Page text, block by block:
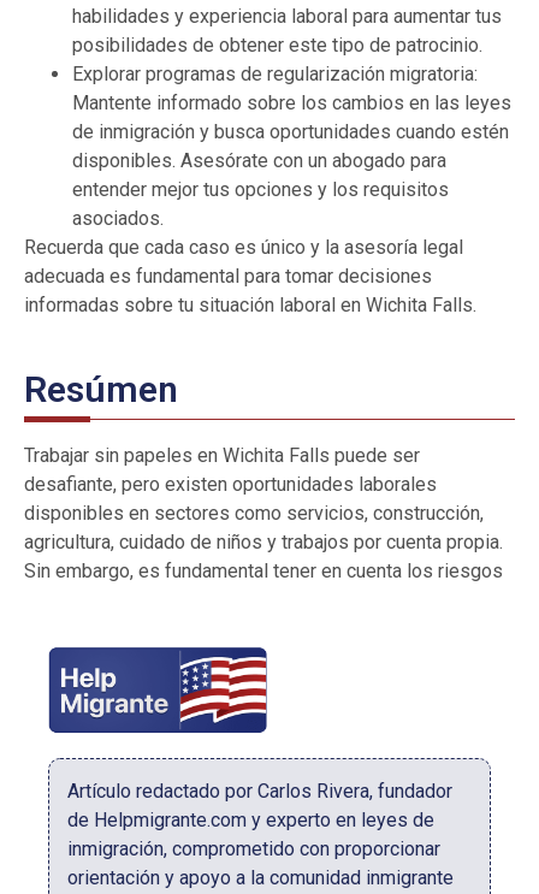
habilidades y experiencia laboral para aumentar tus
posibilidades de obtener este tipo de patrocinio.
Explorar programas de regularización migratoria:
Mantente informado sobre los cambios en las leyes
de inmigración y busca oportunidades cuando estén
disponibles. Asesórate con un abogado para
entender mejor tus opciones y los requisitos
asociados.
Recuerda que cada caso es único y la asesoría legal
adecuada es fundamental para tomar decisiones
informadas sobre tu situación laboral en Wichita Falls.
Resúmen
Trabajar sin papeles en Wichita Falls puede ser
desafiante, pero existen oportunidades laborales
disponibles en sectores como servicios, construcción,
agricultura, cuidado de niños y trabajos por cuenta propia.
Sin embargo, es fundamental tener en cuenta los riesgos
Artículo redactado por Carlos Rivera, fundador
de Helpmigrante.com y experto en leyes de
inmigración, comprometido con proporcionar
orientación y apoyo a la comunidad inmigrante